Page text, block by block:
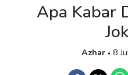
Apa Kabar
Azhar • 8